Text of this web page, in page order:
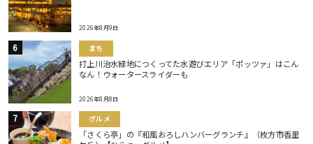
2026年8月9日
まち
打上川治水緑地につくってた水遊びエリア「ポッツァ」はこん
なん！ウォータースライダーも
2026年8月8日
グルメ
「さくら亭」の『和風おろしハンバーグランチ』（枚方市香里